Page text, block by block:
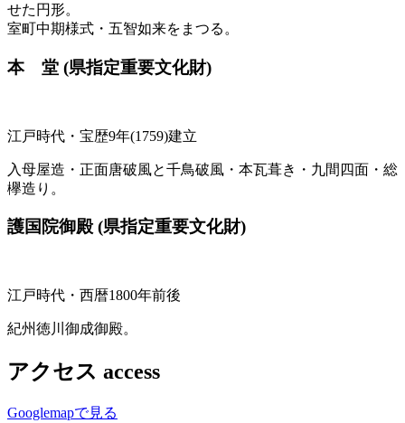
せた円形。
室町中期様式・五智如来をまつる。
本 堂 (県指定重要文化財)
江戸時代・宝歴9年(1759)建立
入母屋造・正面唐破風と千鳥破風・本瓦葺き・九間四面・総
欅造り。
護国院御殿 (県指定重要文化財)
江戸時代・西暦1800年前後
紀州徳川御成御殿。
アクセス access
Googlemapで見る